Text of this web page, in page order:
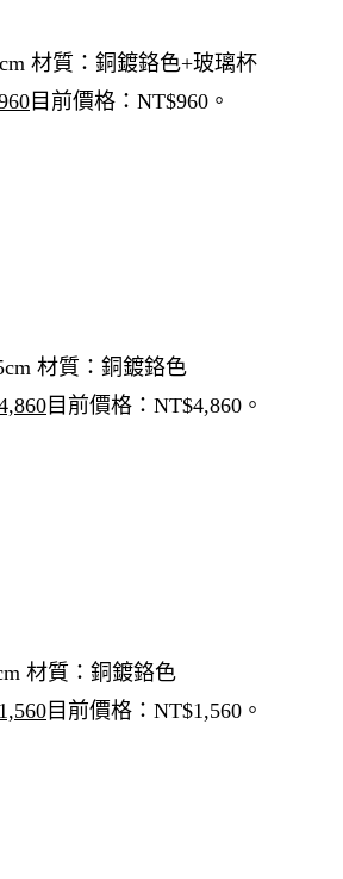
材質：銅鍍鉻色+玻璃杯
目前價格：NT$960。
材質：銅鍍鉻色
目前價格：NT$4,860。
材質：銅鍍鉻色
1,560 目前價格：NT$1,560。